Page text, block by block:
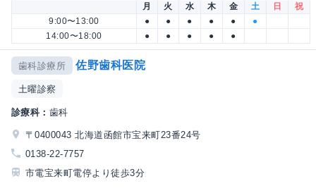
月 火 水 木 金 土 日
祝
9:00〜13:00
● ● ● ● ●
●
14:00〜18:00
● ● ● ● ●
歯科診療所 佐野歯科医院
土曜診察
診療科： 歯科
〒0400043 北海道函館市宝来町23番24号
0138-22-7757
市電宝来町電停より徒歩3分